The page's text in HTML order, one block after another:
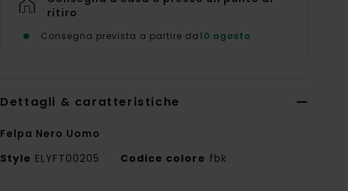
ritiro
Consegna prevista a partire da10 agosto
Dettagli & caratteristiche
Felpa Nero Uomo
Style ELYFT00205 Codice colore fbk